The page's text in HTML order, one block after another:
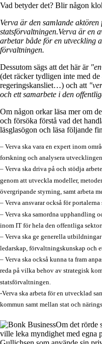
Vad betyder det? Blir någon
Verva är den samlande
statsförvaltningen.Verva är en
arbetar både för en utveckling
förvaltningen.
Dessutom sägs att det här är
(det räcker tydligen inte med
regeringskansliet…) och att
och ett samarbete i den
Om någon orkar läsa mer om
och försöka förstå vad det
läsglasögon och läsa följande
– Verva ska vara en expert inom
forskning och analysera
– Verva ska driva på och stödja
genom att utveckla modeller,
övergripande styrning, samt arbeta
– Verva ansvarar också för
– Verva ska samordna upphandling
inom IT för hela den offentliga
– Verva ska ge generella
ledarskap, förvaltningskunskap och
– Verva ska också kunna ta fram
reda på vilka behov av strategisk
statsförvaltningen.
-Verva ska arbeta för en utvecklad
kommun samt mellan stat och
Om det rörde
ville leka myndighet med egna